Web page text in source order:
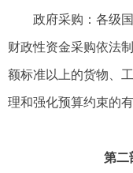
政府采购：各级
财政性资金采购依法
额标准以上的货物、
理和强化预算约束的有
第二